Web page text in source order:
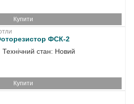
Купити
ФСК-2
Технічний стан: Новий
Купити